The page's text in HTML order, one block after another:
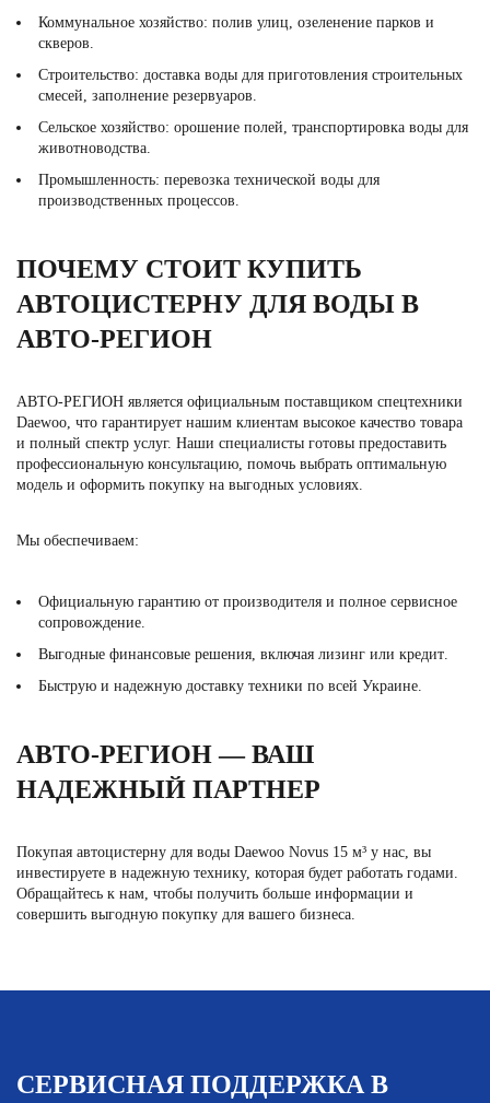
Коммунальное хозяйство: полив улиц, озеленение парков и
скверов.
Строительство: доставка воды для приготовления строительных
смесей, заполнение резервуаров.
Сельское хозяйство: орошение полей, транспортировка воды для
животноводства.
Промышленность: перевозка технической воды для
производственных процессов.
ПОЧЕМУ СТОИТ КУПИТЬ
АВТОЦИСТЕРНУ ДЛЯ ВОДЫ В
АВТО-РЕГИОН
АВТО-РЕГИОН является официальным поставщиком спецтехники
Daewoo, что гарантирует нашим клиентам высокое качество товара
и полный спектр услуг. Наши специалисты готовы предоставить
профессиональную консультацию, помочь выбрать оптимальную
модель и оформить покупку на выгодных условиях.
Мы обеспечиваем:
Официальную гарантию от производителя и полное сервисное
сопровождение.
Выгодные финансовые решения, включая лизинг или кредит.
Быструю и надежную доставку техники по всей Украине.
АВТО-РЕГИОН — ВАШ
НАДЕЖНЫЙ ПАРТНЕР
Покупая автоцистерну для воды Daewoo Novus 15 м³ у нас, вы
инвестируете в надежную технику, которая будет работать годами.
Обращайтесь к нам, чтобы получить больше информации и
совершить выгодную покупку для вашего бизнеса.
СЕРВИСНАЯ ПОДДЕРЖКА В